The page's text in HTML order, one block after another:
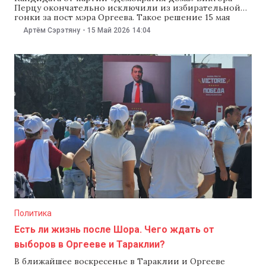
Перцу окончательно исключили из избирательной
гонки за пост мэра Оргеева. Такое решение 15 мая
приняла Высшая судебная палата (ВСП). ВСП
отклонила иск партии «Демократия дома» и оставила
Апелляционная палата Бельц 12 мая отменила
решение суда первой инстанции и исключила
Артём Сэрэтяну - 15 Май 2026 14:04
Политика
Есть ли жизнь после Шора. Чего ждать от
выборов в Оргееве и Тараклии?
В ближайшее воскресенье в Тараклии и Оргееве